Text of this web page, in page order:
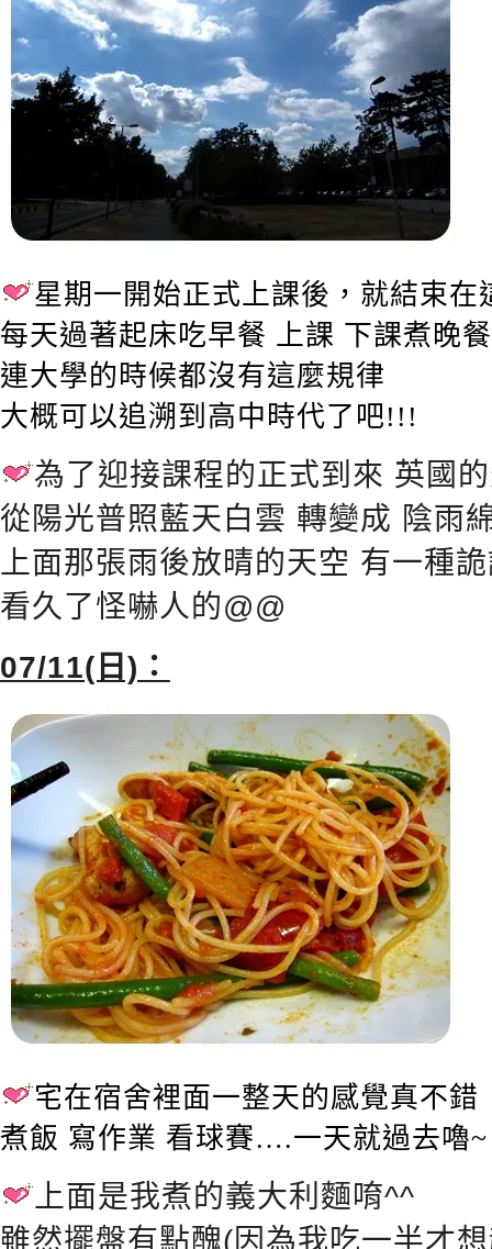
星期一開始正式上課後，就結束
每天過著起床吃早餐 上課 下課煮晚
連大學的時候都沒有這麼規律
大概可以追溯到高中時代了吧!!!
為了迎接課程的正式到來 英國
從陽光普照藍天白雲 轉變成 陰雨
上面那張雨後放晴的天空 有一種
看久了怪嚇人的@@
07/11(日)：
宅在宿舍裡面一整天的感覺真不錯
煮飯 寫作業 看球賽….一天就過去嚕~
上面是我煮的義大利麵唷^^
雖然擺盤有點醜(因為我吃一半才